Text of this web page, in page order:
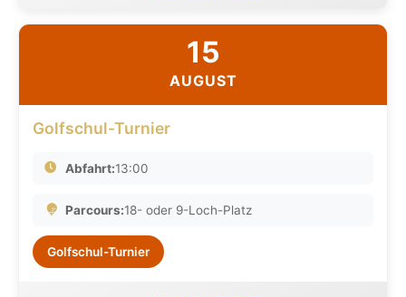
15
AUGUST
Golfschul-Turnier
Abfahrt:13:00
Parcours:18- oder 9-Loch-Platz
Golfschul-Turnier